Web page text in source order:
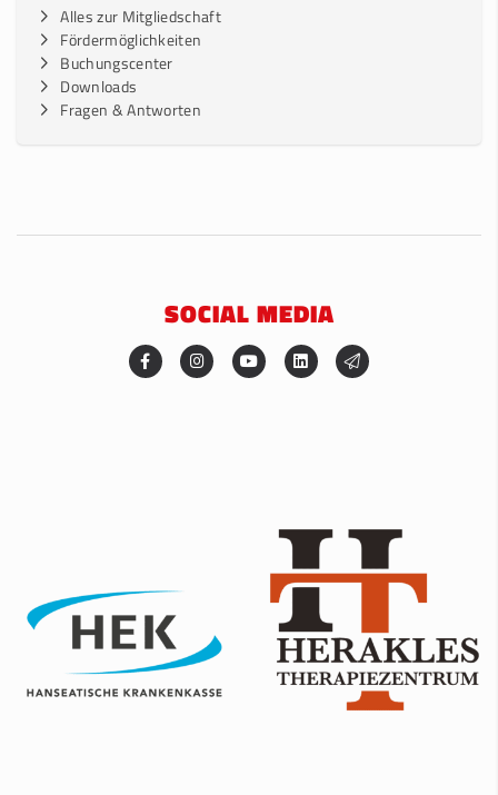
Alles zur Mitgliedschaft
Fördermöglichkeiten
Buchungscenter
Downloads
Fragen & Antworten
SOCIAL MEDIA